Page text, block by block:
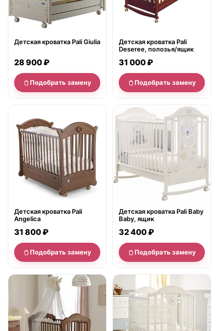
Детская кроватка Pali Giulia
28 900 ₽
Подобрать замену
Детская кроватка Pali
Deseree, полозья/ящик
31 000 ₽
Подобрать замену
Детская кроватка Pali
Angelica
31 800 ₽
Подобрать замену
нет в продаже
Детская кроватка Pali Baby
Baby, ящик
32 400 ₽
Подобрать замену
нет в продаже нет в продаже